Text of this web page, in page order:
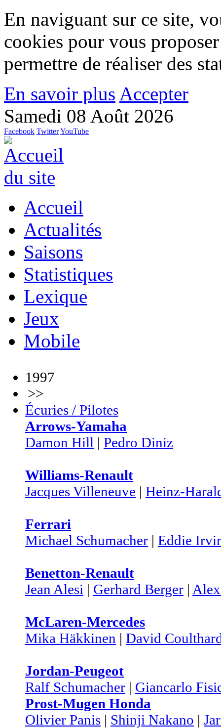
En naviguant sur ce site,
cookies pour vous
permettre de réaliser des
En savoir plus Accepter
Samedi 08 Août 2026
Facebook TwitterYouTube
Accueil
Actualités
Saisons
Statistiques
Lexique
Jeux
Mobile
1997
>>
Écuries / Pilotes
Arrows-Yamaha
Damon Hill | Pedro Diniz
Williams-Renault
Jacques Villeneuve | Heinz-
Ferrari
Michael Schumacher | Eddie
Benetton-Renault
Jean Alesi | Gerhard Berger |
McLaren-Mercedes
Mika Häkkinen | David
Jordan-Peugeot
Ralf Schumacher | Giancarlo
Prost-Mugen Honda
Olivier Panis | Shinji Nakano |